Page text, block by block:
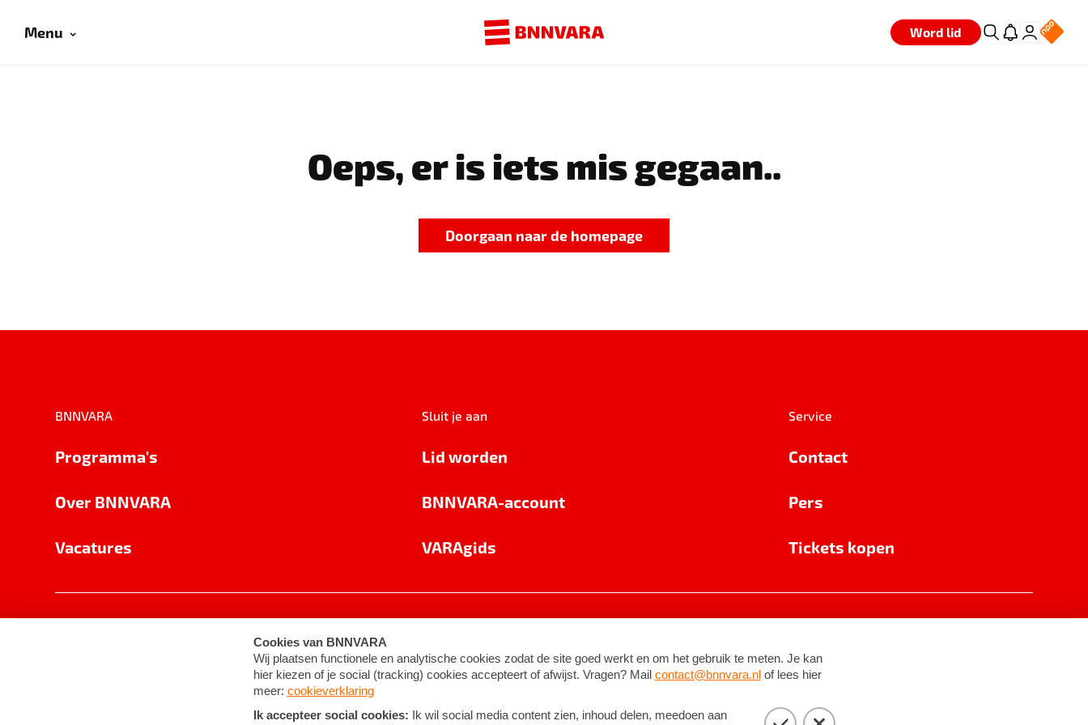
Menu Word lid
Oeps, er is iets mis gegaan..
Doorgaan naar de homepage
BNNVARA
Programma's
Over BNNVARA
Vacatures
Sluit je aan
Lid worden
BNNVARA-account
VARAgids
Service
Contact
Pers
Tickets kopen
Cookie-instellingen Algemene voorwaarden ©2026BNNVARA